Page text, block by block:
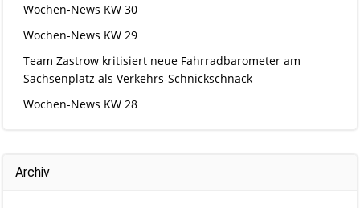
Wochen-News KW 30
Wochen-News KW 29
Team Zastrow kritisiert neue Fahrradbarometer am
Sachsenplatz als Verkehrs-Schnickschnack
Wochen-News KW 28
Archiv